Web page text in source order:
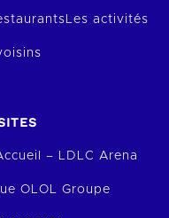
Les activités
– LDLC Arena
OLOL Groupe